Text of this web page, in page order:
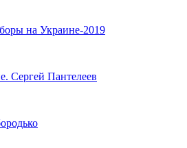
на Украине-2019
Сергей Пантелеев